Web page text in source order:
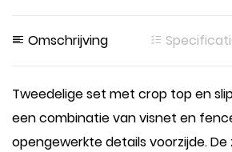
Omschrijving
Tweedelige set met crop top en
een combinatie van visnet en
opengewerkte details voorzijde.